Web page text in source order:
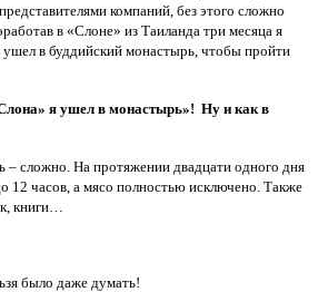
компаний, без этого сложно
в «Слоне» из Таиланда три месяца я
ушел в буддийский монастырь, чтобы пройти
я ушел в монастырь»! Ну и как в
сложно. На протяжении двадцати одного дня
12 часов, а мясо полностью исключено. Также
книги…
было даже думать!